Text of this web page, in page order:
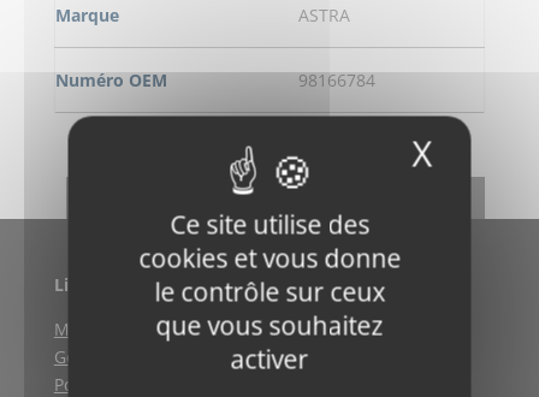
Ce site utilise des
cookies et vous donne
le contrôle sur ceux
que vous souhaitez
activer
X
Marque ASTRA
Numéro OEM 98166784
DEMANDE DE RENSEIGNEMENT
RETOUR
Liens utiles
Mentions légales
Gestion des cookies
Politique de confidentialité